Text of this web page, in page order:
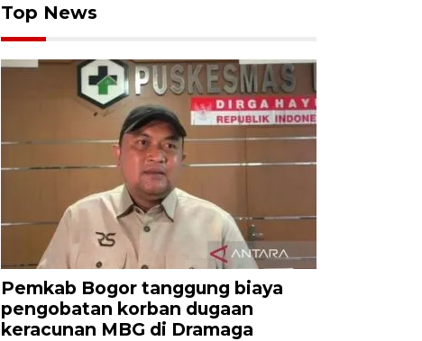
Top News
Pemkab Bogor tanggung biaya
pengobatan korban dugaan
keracunan MBG di Dramaga